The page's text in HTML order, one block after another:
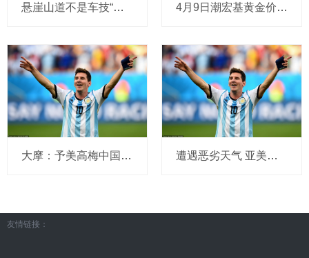
悬崖山道不是车技“秀场” 4月9日潮宏基黄金价格923元/克
大摩：予美高梅中国“增持”评级 目标价上调至12.7港元 遭遇恶劣天气 亚美尼亚总理所乘直升机紧急降落
友情链接：